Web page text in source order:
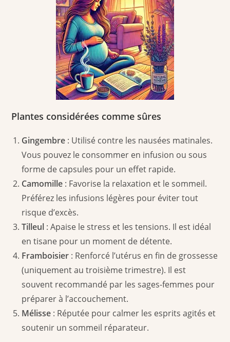
Plantes considérées comme sûres
Gingembre : Utilisé contre les nausées matinales.
Vous pouvez le consommer en infusion ou sous
forme de capsules pour un effet rapide.
Camomille : Favorise la relaxation et le sommeil.
Préférez les infusions légères pour éviter tout
risque d’excès.
Tilleul : Apaise le stress et les tensions. Il est idéal
en tisane pour un moment de détente.
Framboisier : Renforcé l’utérus en fin de grossesse
(uniquement au troisième trimestre). Il est
souvent recommandé par les sages-femmes pour
préparer à l’accouchement.
Mélisse : Réputée pour calmer les esprits agités et
soutenir un sommeil réparateur.